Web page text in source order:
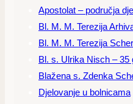
Apostolat – područja
Bl. M. M. Terezija
Bl. M. M. Terezija
Bl. s. Ulrika Nisch – 35
Blažena s. Zdenka
Djelovanje u bolnicama